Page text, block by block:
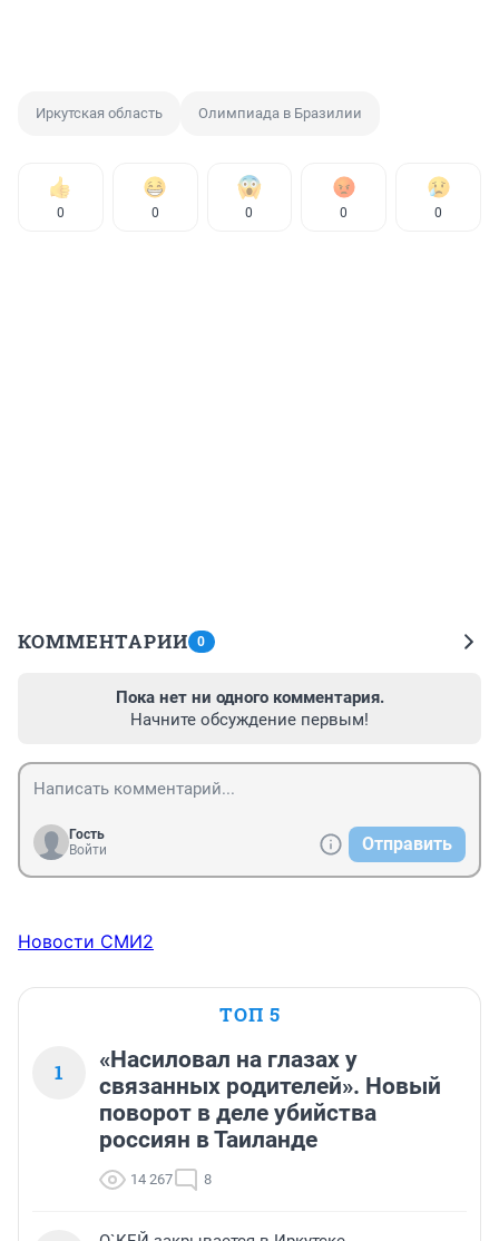
Иркутская область Олимпиада в Бразилии
0 0 0 0 0
КОММЕНТАРИИ 0
Пока нет ни одного комментария.
Начните обсуждение первым!
Гость
Войти
Отправить
Новости СМИ2
ТОП 5
1
«Насиловал на глазах у
связанных родителей». Новый
поворот в деле убийства
россиян в Таиланде
14 267 8